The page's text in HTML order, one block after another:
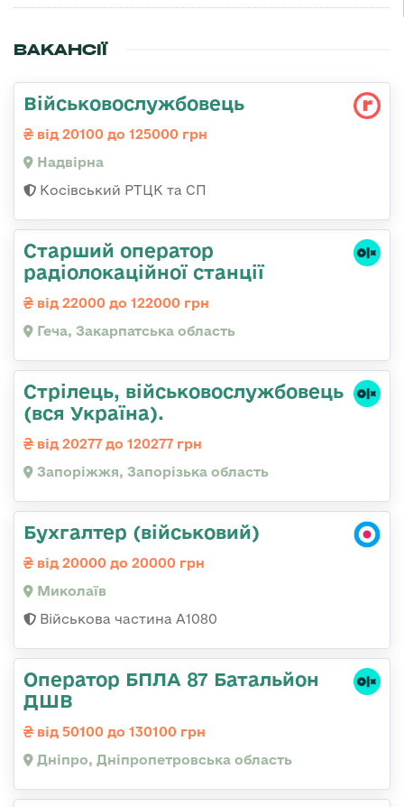
ВАКАНСІЇ
Військовослужбовець
від 20100 до 125000 грн
Надвірна
Косівський РТЦК та СП
Старший оператор
радіолокаційної станції
від 22000 до 122000 грн
Геча, Закарпатська область
Стрілець, військовослужбовець
(вся Україна).
від 20277 до 120277 грн
Запоріжжя, Запорізька область
Бухгалтер (військовий)
від 20000 до 20000 грн
Миколаїв
Військова частина А1080
Оператор БПЛА 87 Батальйон
ДШВ
від 50100 до 130100 грн
Дніпро, Дніпропетровська область